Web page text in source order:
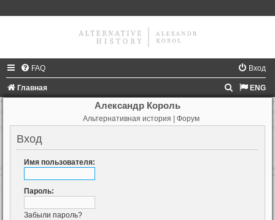
FAQ Вход
Главная ENG
к
Александр Король
Альтернативная история | Форум
Вход
Имя пользователя:
Пароль:
Забыли пароль?